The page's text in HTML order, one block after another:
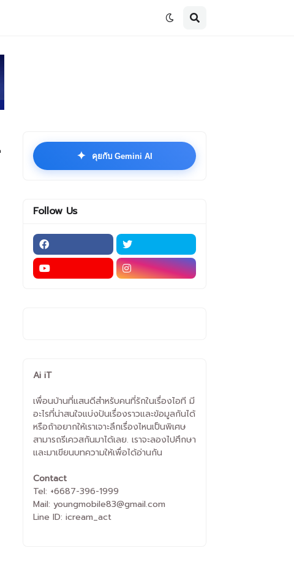
✦ คุยกับ Gemini AI
Follow Us
Ai iT
เพื่อนบ้านที่แสนดีสำหรับคนที่รักในเรื่องไอที มี
อะไรที่น่าสนใจแบ่งปันเรื่องราวและข้อมูลกันได้
หรือถ้าอยากให้เราเจาะลึกเรื่องไหนเป็นพิเศษ
สามารถรีเควสกันมาได้เลย. เราจะลองไปศึกษา
และมาเขียนบทความให้เพื่อได้อ่านกัน
Contact
Tel: +6687-396-1999
Mail: youngmobile83@gmail.com
Line ID: icream_act